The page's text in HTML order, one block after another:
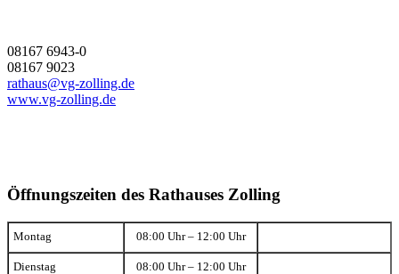
08167 6943-0
08167 9023
rathaus@vg-zolling.de
www.vg-zolling.de
Öffnungszeiten des Rathauses Zolling
Montag 08:00 Uhr – 12:00 Uhr
Dienstag 08:00 Uhr – 12:00 Uhr